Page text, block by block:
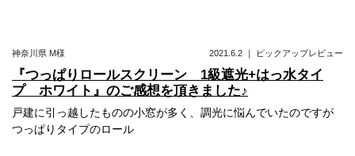
ン
神奈川県 M様 2021.6.2 ｜ ピックアップレビュー
『つっぱりロールスクリーン 1級遮光+はっ水タイ
プ ホワイト』のご感想を頂きました♪
戸建に引っ越したものの小窓が多く、調光に悩んでいたのですが
つっぱりタイプのロール